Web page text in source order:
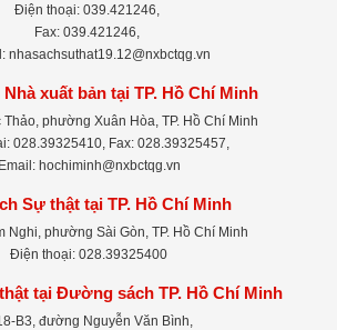
Điện thoại: 039.421246,
Fax: 039.421246,
nhasachsuthat19.12@nxbctqg.vn
xuất bản tại TP. Hồ Chí Minh
Thảo, phường Xuân Hòa, TP. Hồ Chí Minh
028.39325410, Fax: 028.39325457,
Email: hochiminh@nxbctqg.vn
Sự thật tại TP. Hồ Chí Minh
Nghi, phường Sài Gòn, TP. Hồ Chí Minh
Điện thoại: 028.39325400
tại Đường sách TP. Hồ Chí Minh
B3, đường Nguyễn Văn Bình,